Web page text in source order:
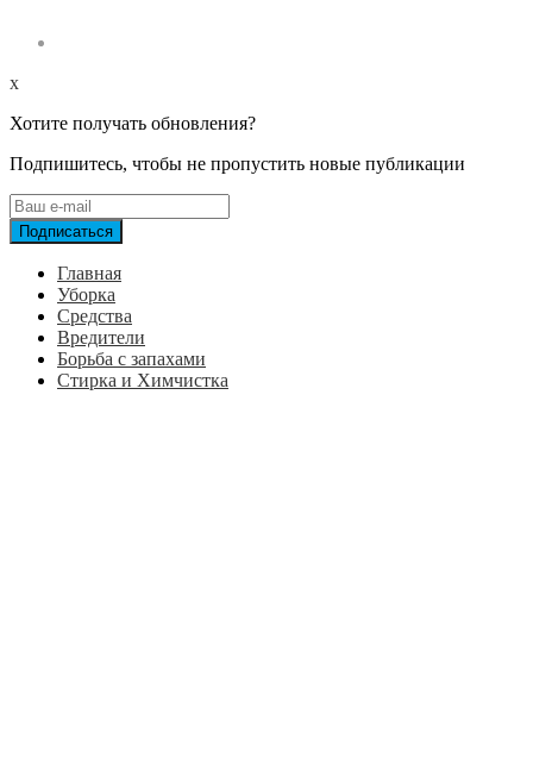
x
Хотите получать обновления?
Подпишитесь, чтобы не пропустить новые публикации
Главная
Уборка
Средства
Вредители
Борьба с запахами
Стирка и Химчистка